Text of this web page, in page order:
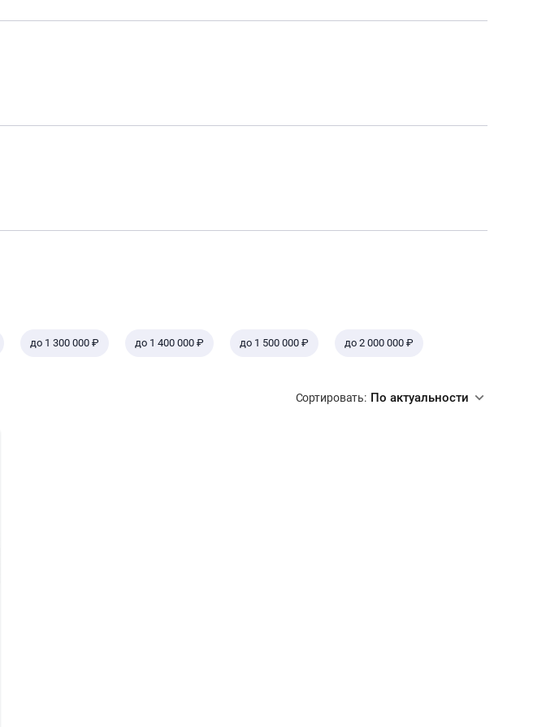
до 1 300 000 ₽ до 1 400 000 ₽ до 1 500 000 ₽ до 2 000 000 ₽
Сортировать: По актуальности